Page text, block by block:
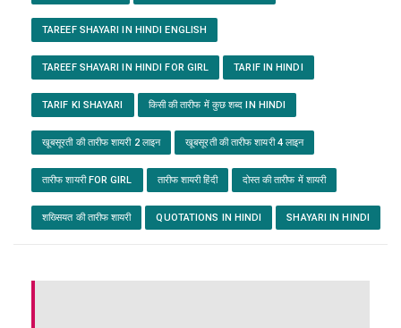
TAREEF SHAYARI IN HINDI ENGLISH
TAREEF SHAYARI IN HINDI FOR GIRL TARIF IN HINDI
TARIF KI SHAYARI किसी की तारीफ में कुछ शब्द IN HINDI
खूबसूरती की तारीफ शायरी 2 लाइन खूबसूरती की तारीफ शायरी 4 लाइन
तारीफ शायरी FOR GIRL तारीफ शायरी हिंदी दोस्त की तारीफ में शायरी
शख्सियत की तारीफ शायरी QUOTATIONS IN HINDI SHAYARI IN HINDI